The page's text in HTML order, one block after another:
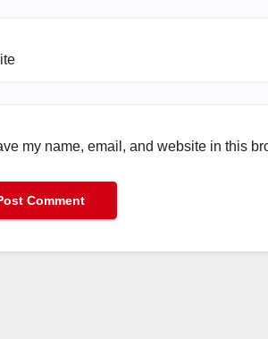
my name, email, and website in this